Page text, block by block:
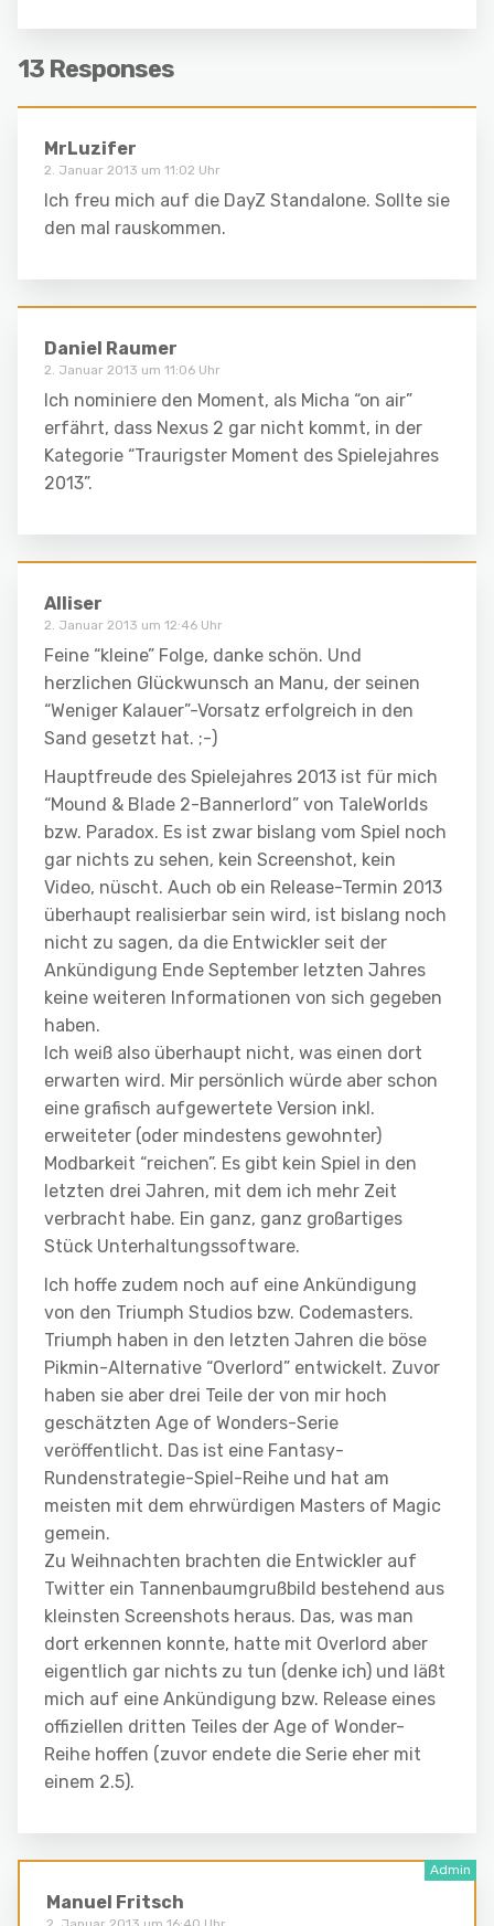
13 Responses
MrLuzifer
2. Januar 2013 um 11:02 Uhr
Ich freu mich auf die DayZ Standalone. Sollte sie
den mal rauskommen.
Daniel Raumer
2. Januar 2013 um 11:06 Uhr
Ich nominiere den Moment, als Micha “on air”
erfährt, dass Nexus 2 gar nicht kommt, in der
Kategorie “Traurigster Moment des Spielejahres
2013”.
Alliser
2. Januar 2013 um 12:46 Uhr
Feine “kleine” Folge, danke schön. Und
herzlichen Glückwunsch an Manu, der seinen
“Weniger Kalauer”-Vorsatz erfolgreich in den
Sand gesetzt hat. ;-)
Hauptfreude des Spielejahres 2013 ist für mich
“Mound & Blade 2-Bannerlord” von TaleWorlds
bzw. Paradox. Es ist zwar bislang vom Spiel noch
gar nichts zu sehen, kein Screenshot, kein
Video, nüscht. Auch ob ein Release-Termin 2013
überhaupt realisierbar sein wird, ist bislang noch
nicht zu sagen, da die Entwickler seit der
Ankündigung Ende September letzten Jahres
keine weiteren Informationen von sich gegeben
haben.
Ich weiß also überhaupt nicht, was einen dort
erwarten wird. Mir persönlich würde aber schon
eine grafisch aufgewertete Version inkl.
erweiteter (oder mindestens gewohnter)
Modbarkeit “reichen”. Es gibt kein Spiel in den
letzten drei Jahren, mit dem ich mehr Zeit
verbracht habe. Ein ganz, ganz großartiges
Stück Unterhaltungssoftware.
Ich hoffe zudem noch auf eine Ankündigung
von den Triumph Studios bzw. Codemasters.
Triumph haben in den letzten Jahren die böse
Pikmin-Alternative “Overlord” entwickelt. Zuvor
haben sie aber drei Teile der von mir hoch
geschätzten Age of Wonders-Serie
veröffentlicht. Das ist eine Fantasy-
Rundenstrategie-Spiel-Reihe und hat am
meisten mit dem ehrwürdigen Masters of Magic
gemein.
Zu Weihnachten brachten die Entwickler auf
Twitter ein Tannenbaumgrußbild bestehend aus
kleinsten Screenshots heraus. Das, was man
dort erkennen konnte, hatte mit Overlord aber
eigentlich gar nichts zu tun (denke ich) und läßt
mich auf eine Ankündigung bzw. Release eines
offiziellen dritten Teiles der Age of Wonder-
Reihe hoffen (zuvor endete die Serie eher mit
einem 2.5).
Manuel Fritsch